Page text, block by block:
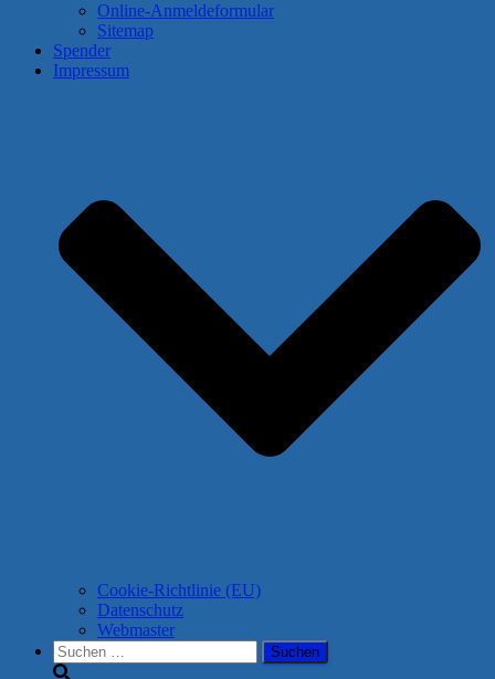
Online-Anmeldeformular
Sitemap
Spender
Impressum
Cookie-Richtlinie (EU)
Datenschutz
Webmaster
Suchen
nach: